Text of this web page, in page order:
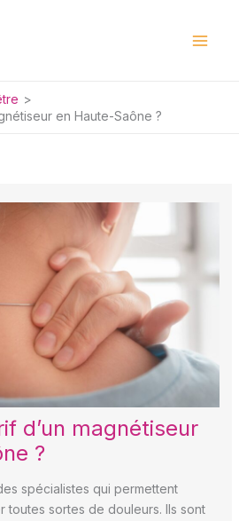
en Haute-Saône ?
d’un magnétiseur
?
spécialistes qui permettent
toutes sortes de douleurs. Ils sont